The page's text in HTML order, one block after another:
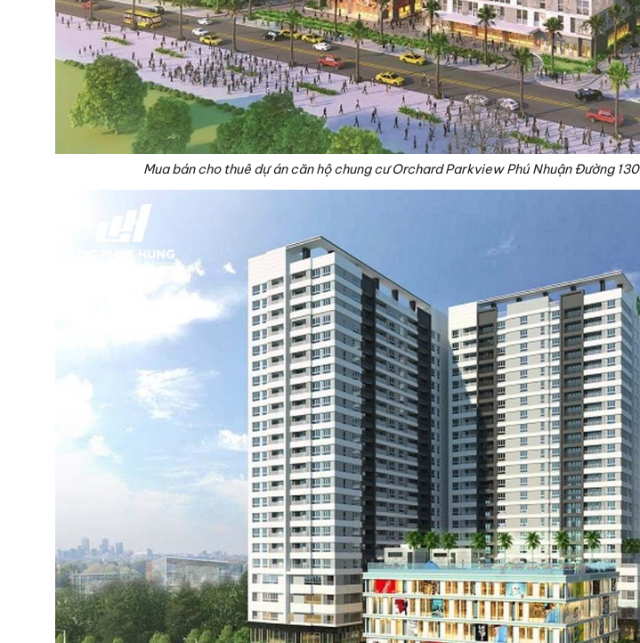
Mua bán cho thuê dự án căn hộ chung cư Orchard Parkview Phú Nhuận Đường